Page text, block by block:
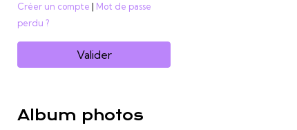
Créer un compte | Mot de passe
perdu ?
Valider
Album photos